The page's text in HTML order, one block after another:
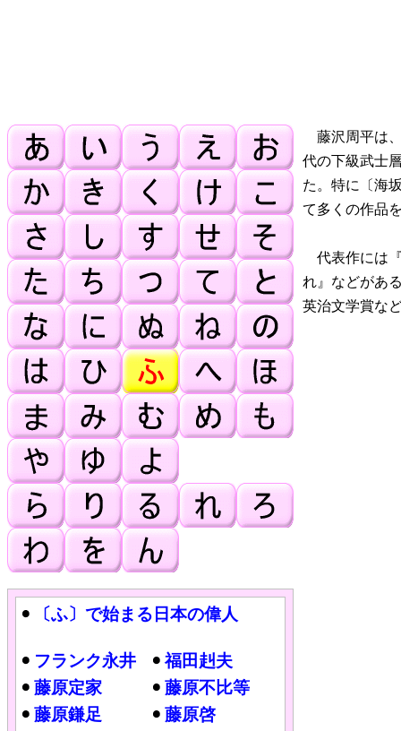
藤沢周平は
代の下級武士
た。特に〔海
て多くの作品
代表作には
れ』などがあ
英治文学賞な
〔ふ〕で始まる日本の偉人
フランク永井
福田赳夫
藤原定家
藤原不比等
藤原鎌足
藤原啓